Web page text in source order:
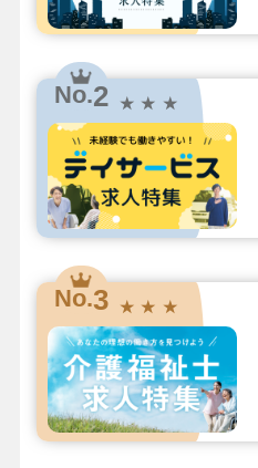
No.2 ★ ★ ★
No.3 ★ ★ ★